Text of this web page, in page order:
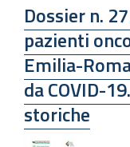
Dossier n.
pazienti
Emilia-
da COVID-
storiche